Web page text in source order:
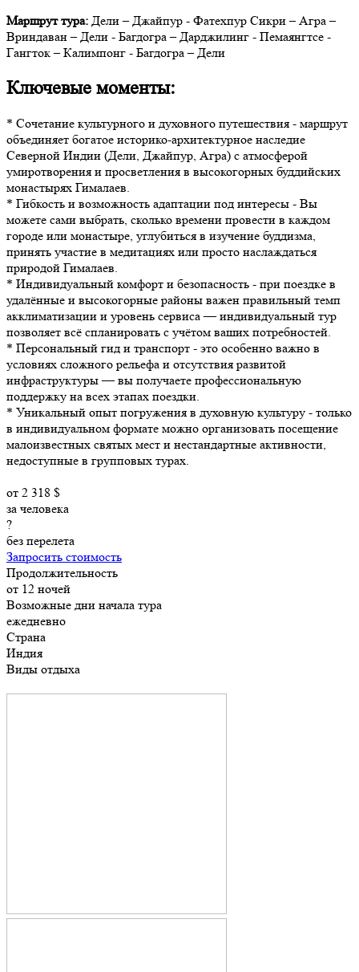
Маршрут тура: Дели – Джайпур - Фатехпур Сикри – Агра –
Вриндаван – Дели - Багдогра – Дарджилинг - Пемаянгтсе -
Гангток – Калимпонг - Багдогра – Дели
Ключевые моменты:
* Сочетание культурного и духовного путешествия - маршрут
объединяет богатое историко-архитектурное наследие
Северной Индии (Дели, Джайпур, Агра) с атмосферой
умиротворения и просветления в высокогорных буддийских
монастырях Гималаев.
* Гибкость и возможность адаптации под интересы - Вы
можете сами выбрать, сколько времени провести в каждом
городе или монастыре, углубиться в изучение буддизма,
принять участие в медитациях или просто наслаждаться
природой Гималаев.
* Индивидуальный комфорт и безопасность - при поездке в
удалённые и высокогорные районы важен правильный темп
акклиматизации и уровень сервиса — индивидуальный тур
позволяет всё спланировать с учётом ваших потребностей.
* Персональный гид и транспорт - это особенно важно в
условиях сложного рельефа и отсутствия развитой
инфраструктуры — вы получаете профессиональную
поддержку на всех этапах поездки.
* Уникальный опыт погружения в духовную культуру - только
в индивидуальном формате можно организовать посещение
малоизвестных святых мест и нестандартные активности,
недоступные в групповых турах.
от 2 318 $
за человека
?
без перелета
Запросить стоимость
Продолжительность
от 12 ночей
Возможные дни начала тура
ежедневно
Страна
Индия
Виды отдыха